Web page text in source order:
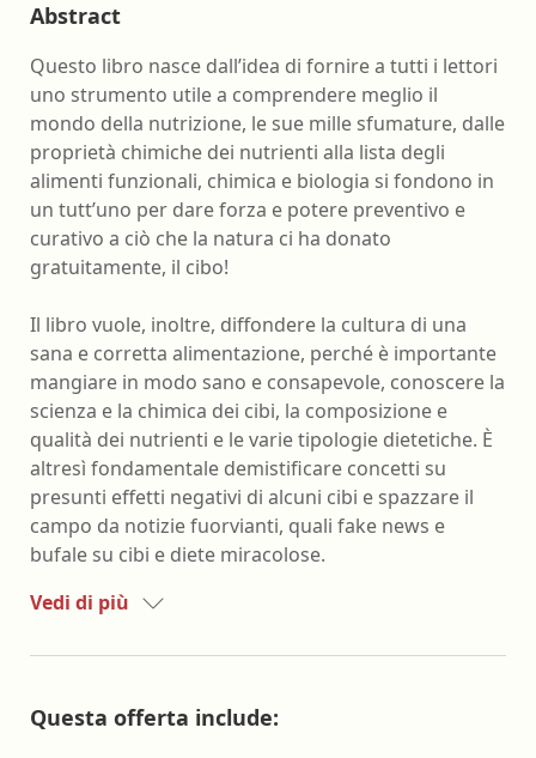
Abstract
Questo libro nasce dall’idea di fornire a tutti i lettori
uno strumento utile a comprendere meglio il
mondo della nutrizione, le sue mille sfumature, dalle
proprietà chimiche dei nutrienti alla lista degli
alimenti funzionali, chimica e biologia si fondono in
un tutt’uno per dare forza e potere preventivo e
curativo a ciò che la natura ci ha donato
gratuitamente, il cibo!
Il libro vuole, inoltre, diffondere la cultura di una
sana e corretta alimentazione, perché è importante
mangiare in modo sano e consapevole, conoscere la
scienza e la chimica dei cibi, la composizione e
qualità dei nutrienti e le varie tipologie dietetiche. È
altresì fondamentale demistificare concetti su
presunti effetti negativi di alcuni cibi e spazzare il
campo da notizie fuorvianti, quali fake news e
bufale su cibi e diete miracolose.
Vedi di più
Questa offerta include: